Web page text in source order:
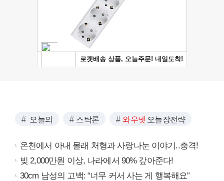
오늘의 스탁론 와우넷 오늘장전략
온천에서 아내 몰래 처형과 사랑나눈 이야기..충격!
빚 2,000만원 이상, 나라에서 90% 갚아준다!
30cm 남성의 고백: “너무 커서 사는 게 행복해요”